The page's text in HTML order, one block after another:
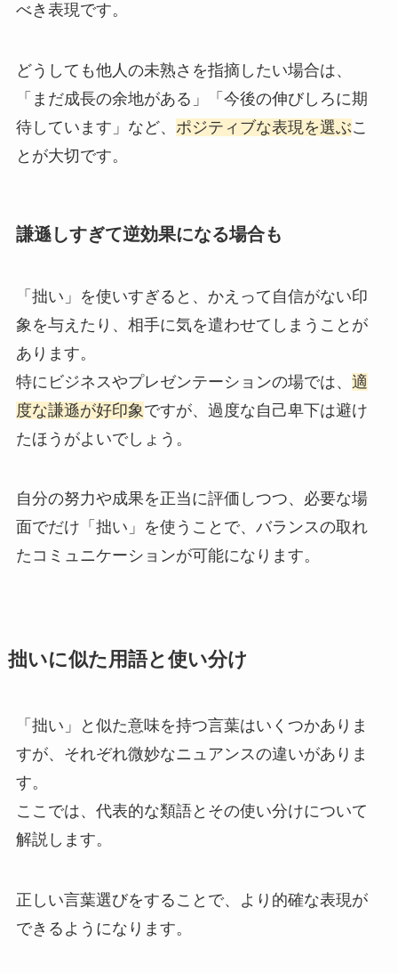
べき表現です。
どうしても他人の未熟さを指摘したい場合は、
「まだ成長の余地がある」「今後の伸びしろに期
待しています」など、 ポジティブな表現を選ぶこ
とが大切です。
謙遜しすぎて逆効果になる場合も
「拙い」を使いすぎると、かえって自信がない印
象を与えたり、相手に気を遣わせてしまうことが
あります。
特にビジネスやプレゼンテーションの場では、 適
度な謙遜が好印象 ですが、過度な自己卑下は避け
たほうがよいでしょう。
自分の努力や成果を正当に評価しつつ、必要な場
面でだけ「拙い」を使うことで、バランスの取れ
たコミュニケーションが可能になります。
拙いに似た用語と使い分け
「拙い」と似た意味を持つ言葉はいくつかありま
すが、それぞれ微妙なニュアンスの違いがありま
す。
ここでは、代表的な類語とその使い分けについて
解説します。
正しい言葉選びをすることで、より的確な表現が
できるようになります。